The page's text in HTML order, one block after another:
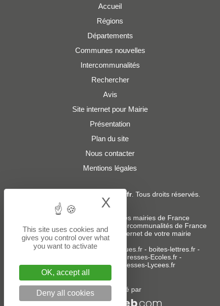
Accueil
Régions
Départements
Communes nouvelles
Intercommunalités
Rechercher
Avis
Site internet pour Mairie
Présentation
Plan du site
Nous contacter
Mentions légales
Adresses-Mairies.fr. Tous droits réservés.
Services :
Liste des adresses e-mails des mairies de France
Liste des adresses e-mails des intercommunalités de France
-Création ou refonte du site internet de votre mairie
Sites partenaires:donneespubliques.fr- boites-lettres.fr-
Adresses-Ecoles.fr -
Adresses-Colleges.fr- Adresses-Lycees.fr
Un service édité par
This site uses cookies and
gives you control over what
you want to activate
OK, accept all
Deny all cookies
X